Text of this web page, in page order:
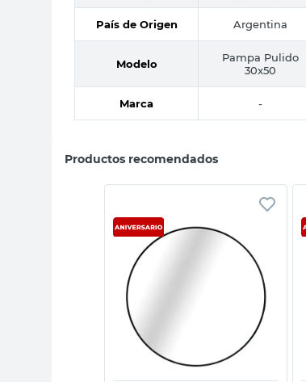
País de Origen Argentina
Modelo
Pampa Pulido
30x50
Marca -
Productos recomendados